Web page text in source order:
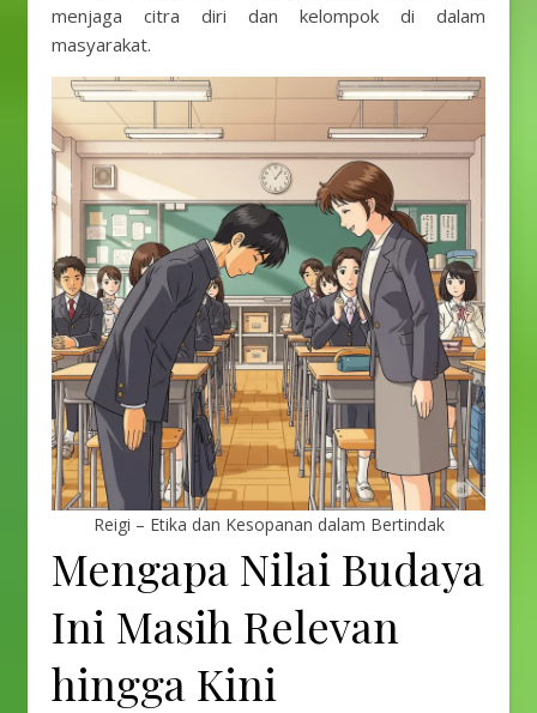
menjaga citra diri dan kelompok di dalam
masyarakat.
Reigi – Etika dan Kesopanan dalam Bertindak
Mengapa Nilai Budaya
Ini Masih Relevan
hingga Kini